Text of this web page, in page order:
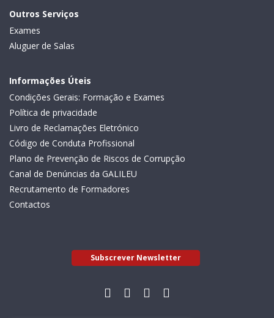
Outros Serviços
Exames
Aluguer de Salas
Informações Úteis
Condições Gerais: Formação e Exames
Política de privacidade
Livro de Reclamações Eletrónico
Código de Conduta Profissional
Plano de Prevenção de Riscos de Corrupção
Canal de Denúncias da GALILEU
Recrutamento de Formadores
Contactos
Subscrever Newsletter